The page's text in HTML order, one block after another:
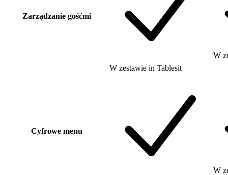
Zarządzanie gośćmi
W zestawie in Tablesit
W
Cyfrowe menu
W